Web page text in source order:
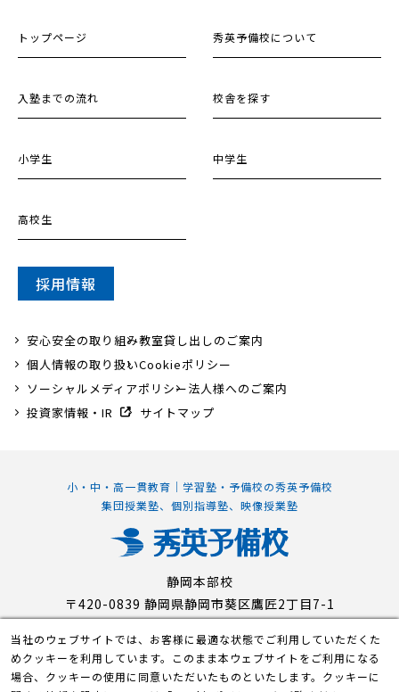
小・中・高一貫教育｜学習塾・予備校の秀英予備校
集団授業塾、個別指導塾、映像授業塾
静岡本部校
〒420-0839 静岡県静岡市葵区鷹匠2丁目7-1
トップページ 秀英予備校について
入塾までの流れ 校舎を探す
小学生 中学生
高校生
採用情報
安心安全の取り組み教室貸し出しのご案内
個人情報の取り扱いCookieポリシー
ソーシャルメディアポリシー法人様へのご案内
投資家情報・IR
サイトマップ
当社のウェブサイトでは、お客様に最適な状態でご利用していただくた
めクッキーを利用しています。このまま本ウェブサイトをご利用になる
場合、クッキーの使用に同意いただいたものといたします。クッキーに